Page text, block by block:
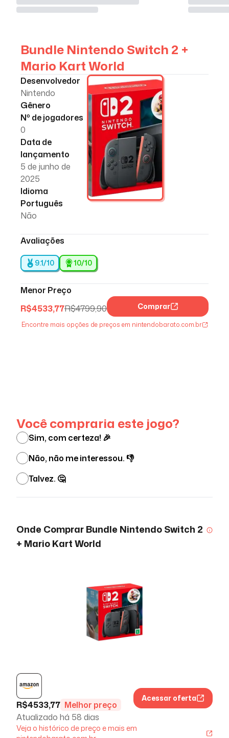
Bundle Nintendo Switch 2 +
Mario Kart World
Desenvolvedor
Nintendo
Gênero
Nº de jogadores
0
Data de
lançamento
5 de junho de
2025
Idioma
Português
Não
Avaliações
9.1/10 10/10
Menor Preço
R$4533,77R$4799,90 Comprar
Encontre mais opções de preços em nintendobarato.com.br
Você compraria este jogo?
Sim, com certeza! 🎉
Não, não me interessou. 👎
Talvez. 🤔
Onde ComprarBundle Nintendo Switch 2
+ Mario Kart World
R$4533,77 Melhor preço
Atualizado há 58 dias
Acessar oferta
Veja o histórico de preço e mais em